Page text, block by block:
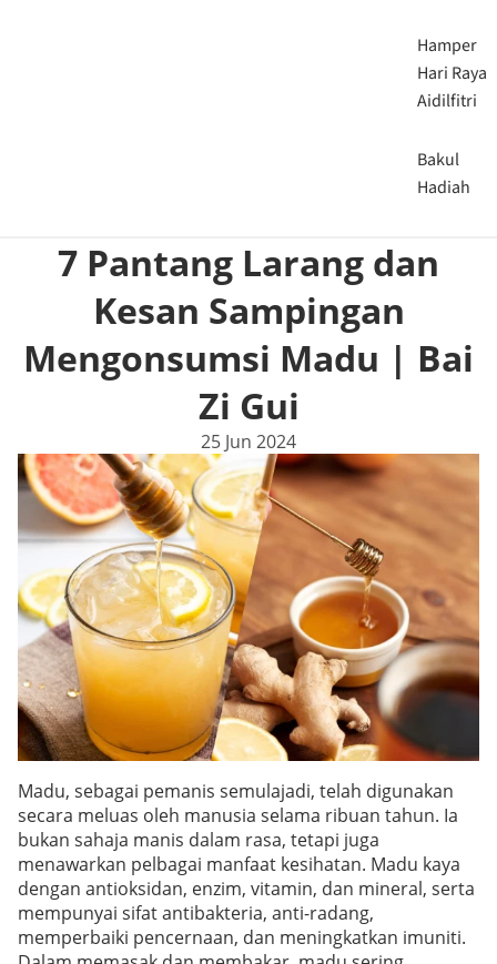
Hamper
Hari Raya
Aidilfitri
Bakul
Hadiah
7 Pantang Larang dan
Kesan Sampingan
Mengonsumsi Madu | Bai
Zi Gui
25 Jun 2024
Madu, sebagai pemanis semulajadi, telah digunakan
secara meluas oleh manusia selama ribuan tahun. Ia
bukan sahaja manis dalam rasa, tetapi juga
menawarkan pelbagai manfaat kesihatan. Madu kaya
dengan antioksidan, enzim, vitamin, dan mineral, serta
mempunyai sifat antibakteria, anti-radang,
memperbaiki pencernaan, dan meningkatkan imuniti.